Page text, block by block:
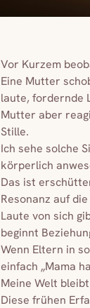
Vor Kurzem
Eine Mutter
laute, fordernde
Mutter aber
Stille.
Ich sehe solche
körperlich
Das ist
Resonanz auf
Laute von sich
beginnt
Wenn Eltern in
einfach „Mama
Meine Welt
Diese frühen